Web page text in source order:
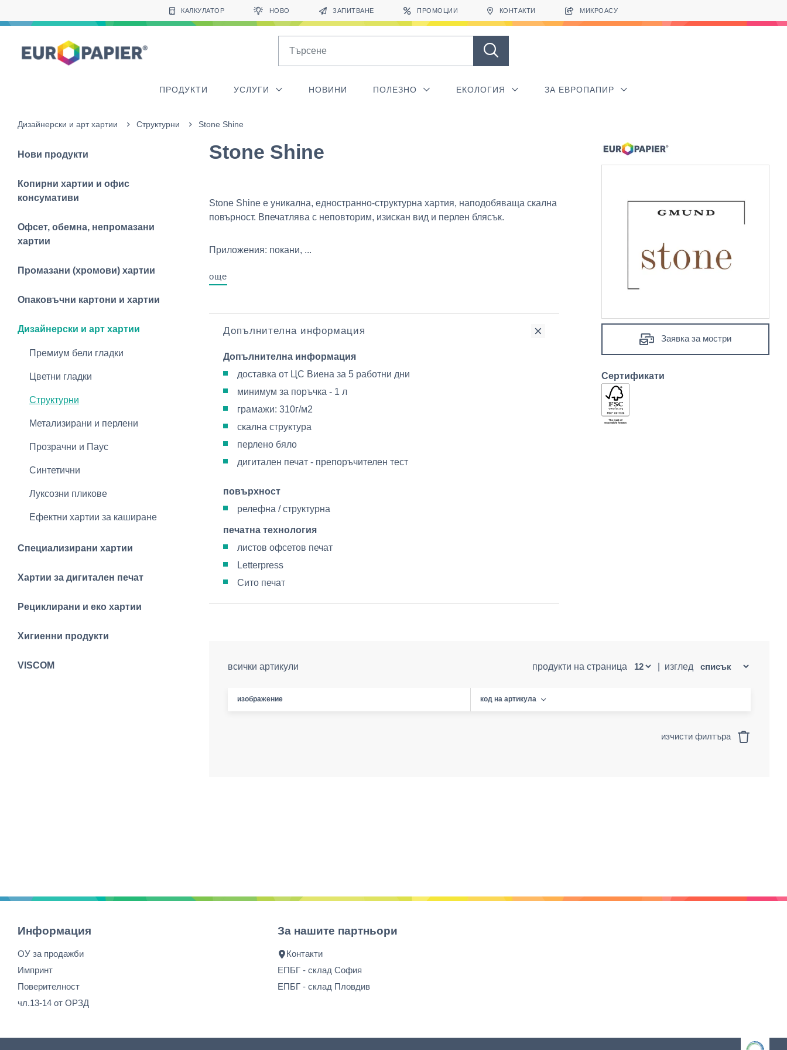
КАЛКУЛАТОР НОВО ЗАПИТВАНЕ ПРОМОЦИИ КОНТАКТИ МИКРОАСУ
ПРОДУКТИ УСЛУГИ НОВИНИ ПОЛЕЗНО ЕКОЛОГИЯ ЗА ЕВРОПАПИР
Дизайнерски и арт хартии Структурни Stone Shine
Нови продукти
Копирни хартии и офис
консумативи
Офсет, обемна, непромазани
хартии
Промазани (хромови) хартии
Опаковъчни картони и хартии
Дизайнерски и арт хартии
Премиум бели гладки
Цветни гладки
Структурни
Метализирани и перлени
Прозрачни и Паус
Синтетични
Луксозни пликове
Ефектни хартии за каширане
Специализирани хартии
Хартии за дигитален печат
Рециклирани и еко хартии
Хигиенни продукти
VISCOM
Stone Shine
Stone Shine е уникална, едностранно-структурна хартия, наподобяваща скална
повърност. Впечатлява с неповторим, изискан вид и перлен блясък.
Приложения: покани, ...
още
Допълнителна информация
Допълнителна информация
доставка от ЦС Виена за 5 работни дни
минимум за поръчка - 1 л
грамажи: 310г/м2
скална структура
перлено бяло
дигитален печат - препоръчителен тест
повърхност
релефна / структурна
печатна технология
листов офсетов печат
Letterpress
Сито печат
Заявка за мостри
Сертификати
всички артикули продукти на страница изглед
изображение код на артикула
изчисти филтъра
Информация
ОУ за продажби
Импринт
Поверителност
чл.13-14 от ОРЗД
За нашите партньори
Контакти
ЕПБГ - склад София
ЕПБГ - склад Пловдив